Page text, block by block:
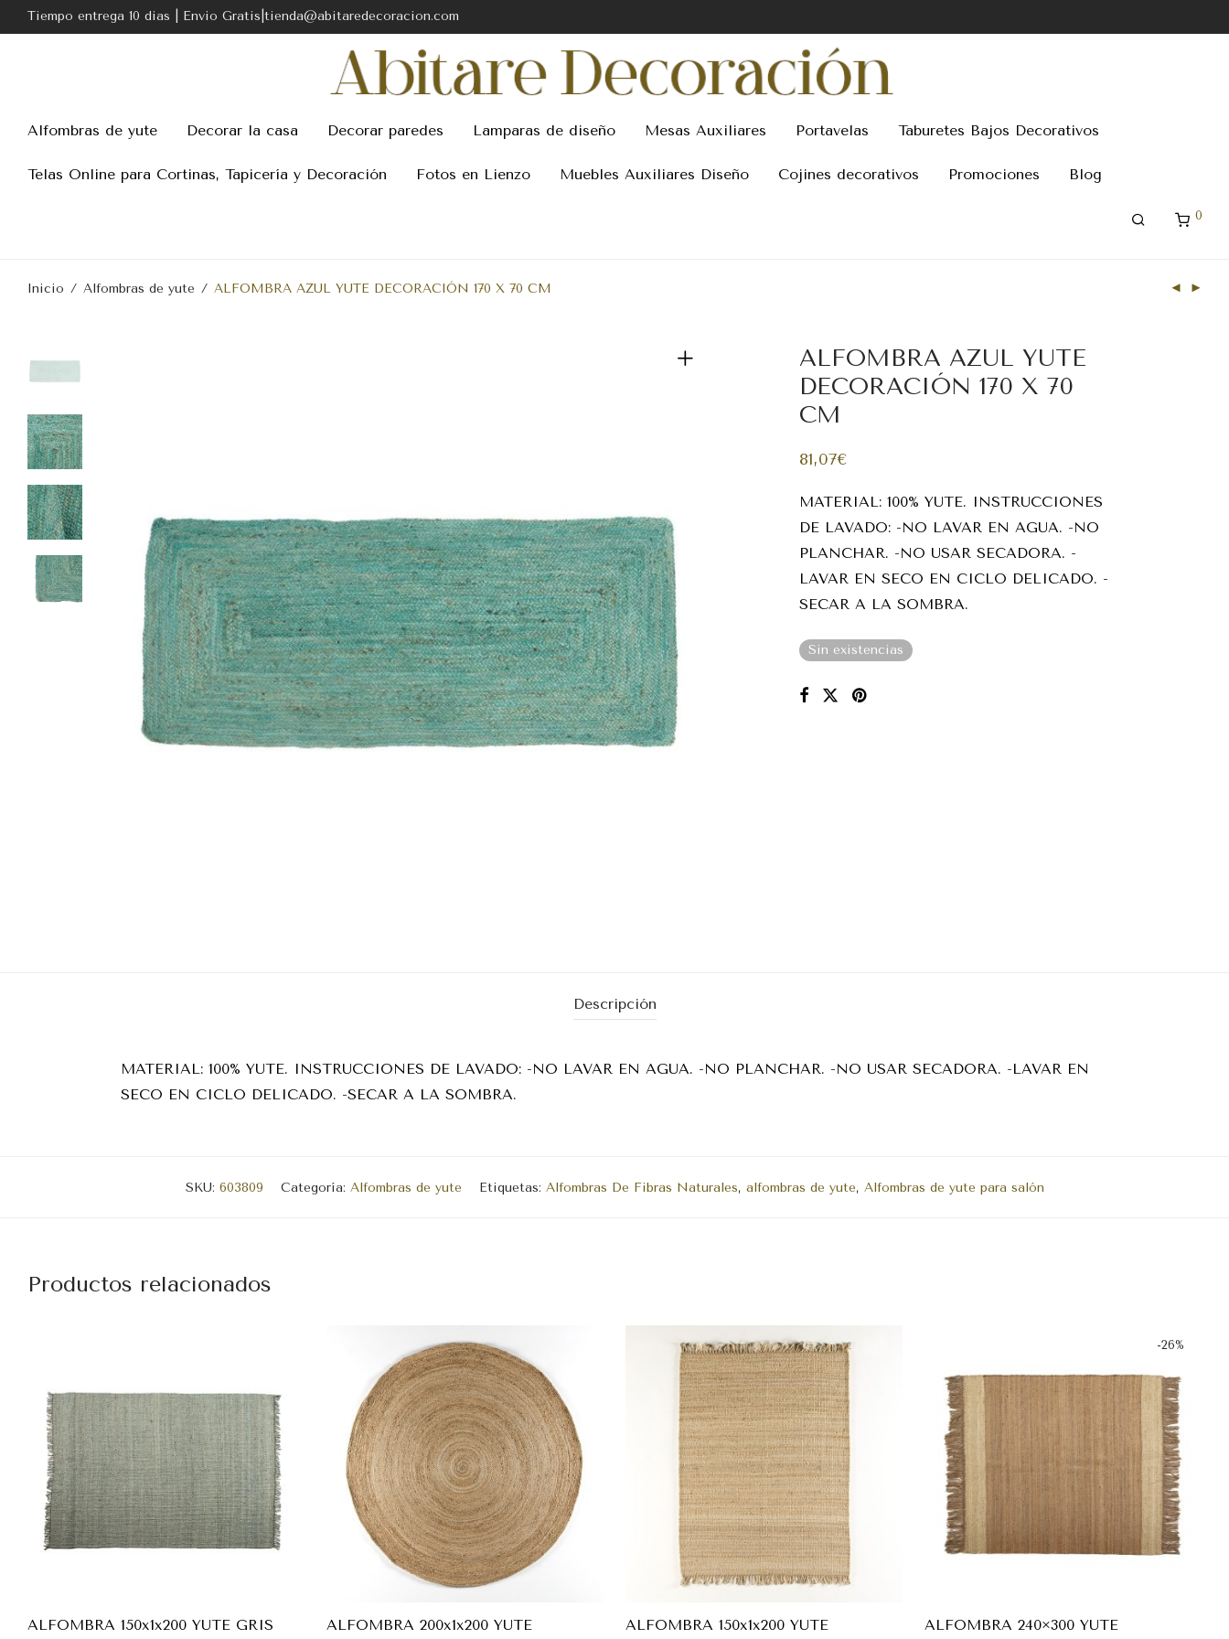
Tiempo entrega 10 dias | Envio Gratis|tienda@abitaredecoracion.com
Alfombras de yute Decorar la casa Decorar paredes Lamparas de diseño Mesas Auxiliares Portavelas Taburetes Bajos Decorativos
Telas Online para Cortinas, Tapicería y Decoración Fotos en Lienzo Muebles Auxiliares Diseño Cojines decorativos Promociones Blog
0
Inicio / Alfombras de yute / ALFOMBRA AZUL YUTE DECORACIÓN 170 X 70 CM
ALFOMBRA AZUL YUTE
DECORACIÓN 170 X 70
CM
81,07€
MATERIAL: 100% YUTE. INSTRUCCIONES
DE LAVADO: -NO LAVAR EN AGUA. -NO
PLANCHAR. -NO USAR SECADORA. -
LAVAR EN SECO EN CICLO DELICADO. -
SECAR A LA SOMBRA.
Sin existencias
Descripción
MATERIAL: 100% YUTE. INSTRUCCIONES DE LAVADO: -NO LAVAR EN AGUA. -NO PLANCHAR. -NO USAR SECADORA. -LAVAR EN
SECO EN CICLO DELICADO. -SECAR A LA SOMBRA.
SKU: 603809 Categoría: Alfombras de yute Etiquetas: Alfombras De Fibras Naturales, alfombras de yute, Alfombras de yute para salón
Productos relacionados
ALFOMBRA 150x1x200 YUTE GRIS
ALFOMBRA 200x1x200 YUTE
ALFOMBRA 150x1x200 YUTE
-26%
ALFOMBRA 240×300 YUTE